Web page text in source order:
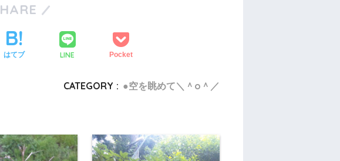
はてブ LINE Pocket
CATEGORY : ●空を眺めて＼＾o＾／